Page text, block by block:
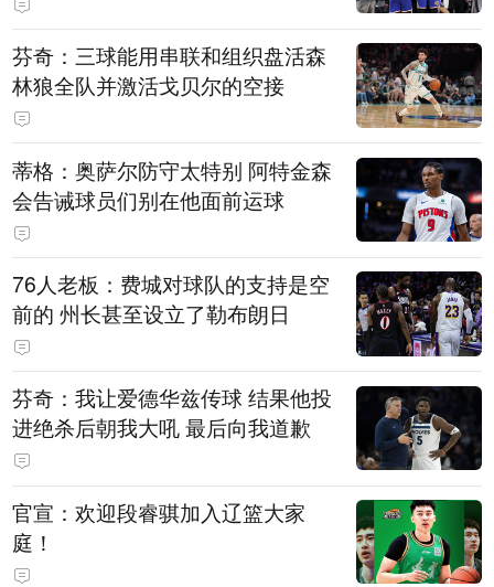
芬奇：三球能用串联和组织盘活森
林狼全队并激活戈贝尔的空接
蒂格：奥萨尔防守太特别 阿特金森
会告诫球员们别在他面前运球
76人老板：费城对球队的支持是空
前的 州长甚至设立了勒布朗日
芬奇：我让爱德华兹传球 结果他投
进绝杀后朝我大吼 最后向我道歉
官宣：欢迎段睿骐加入辽篮大家
庭！